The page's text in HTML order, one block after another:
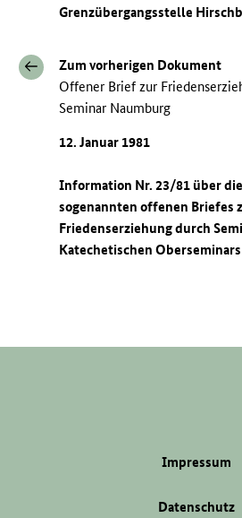
Grenzübergangsstelle
Zum vorherigen Dokument
Offener Brief zur
Seminar Naumburg
12. Januar 1981
Information Nr. 23/81 über
sogenannten offenen Briefes
Friedenserziehung durch
Katechetischen
Impressum
Datenschutz